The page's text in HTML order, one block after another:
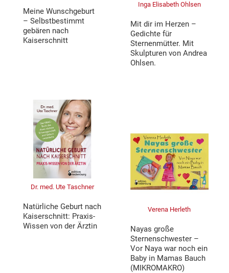
Meine Wunschgeburt
– Selbstbestimmt
gebären nach
Kaiserschnitt
Inga Elisabeth Ohlsen
Mit dir im Herzen –
Gedichte für
Sternenmütter. Mit
Skulpturen von Andrea
Ohlsen.
Dr. med. Ute Taschner
Natürliche Geburt nach
Kaiserschnitt: Praxis-
Wissen von der Ärztin
Verena Herleth
Nayas große
Sternenschwester –
Vor Naya war noch ein
Baby in Mamas Bauch
(MIKROMAKRO)